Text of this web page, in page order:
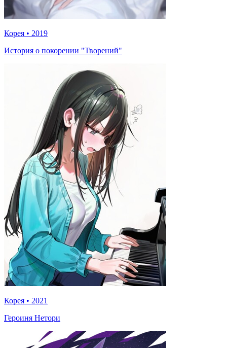
Корея • 2019
История о покорении "Творений"
Корея • 2021
Героиня Нетори